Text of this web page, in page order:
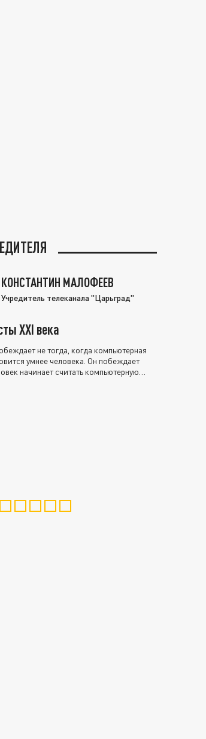
КОНСТАНТИН МАЛОФЕЕВ
Учредитель телеканала "Царьград"
XXI века
не тогда, когда компьютерная
умнее человека. Он побеждает
начинает считать компьютерную